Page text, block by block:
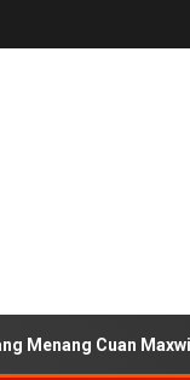
Cuan Maxwin